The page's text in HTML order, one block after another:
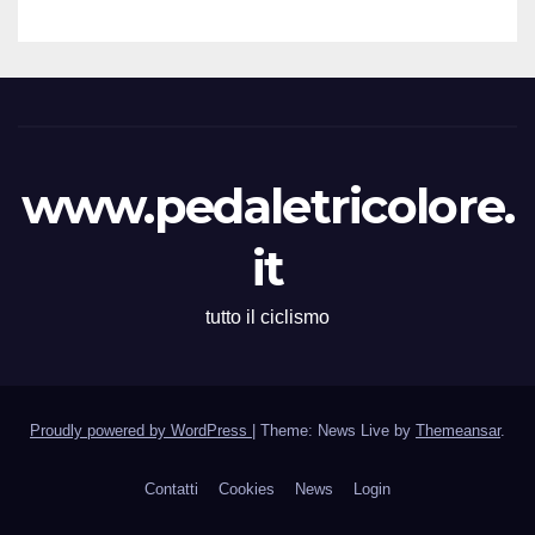
www.pedaletricolore.
it
tutto il ciclismo
Proudly powered by WordPress Theme: News Live by Themeansar.
Contatti Cookies News Login